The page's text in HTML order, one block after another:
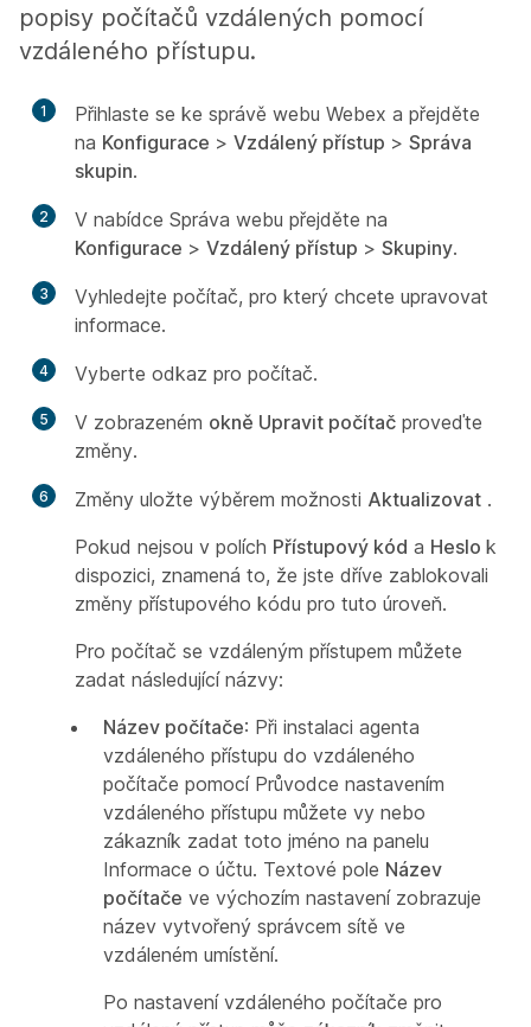
popisy počítačů vzdálených pomocí
vzdáleného přístupu.
1
Přihlaste se ke správě webu Webex a přejděte
na Konfigurace > Vzdálený přístup > Správa
skupin.
2
V nabídce Správa webu přejděte na
Konfigurace > Vzdálený přístup > Skupiny.
3
Vyhledejte počítač, pro který chcete upravovat
informace.
4 Vyberte odkaz pro počítač.
5 V zobrazeném okně Upravit počítač proveďte
změny.
6 Změny uložte výběrem možnosti Aktualizovat .
Pokud nejsou v polích Přístupový kód a Heslo k
dispozici, znamená to, že jste dříve zablokovali
změny přístupového kódu pro tuto úroveň.
Pro počítač se vzdáleným přístupem můžete
zadat následující názvy:
Název počítače: Při instalaci agenta
vzdáleného přístupu do vzdáleného
počítače pomocí Průvodce nastavením
vzdáleného přístupu můžete vy nebo
zákazník zadat toto jméno na panelu
Informace o účtu. Textové pole Název
počítače ve výchozím nastavení zobrazuje
název vytvořený správcem sítě ve
vzdáleném umístění.
Po nastavení vzdáleného počítače pro